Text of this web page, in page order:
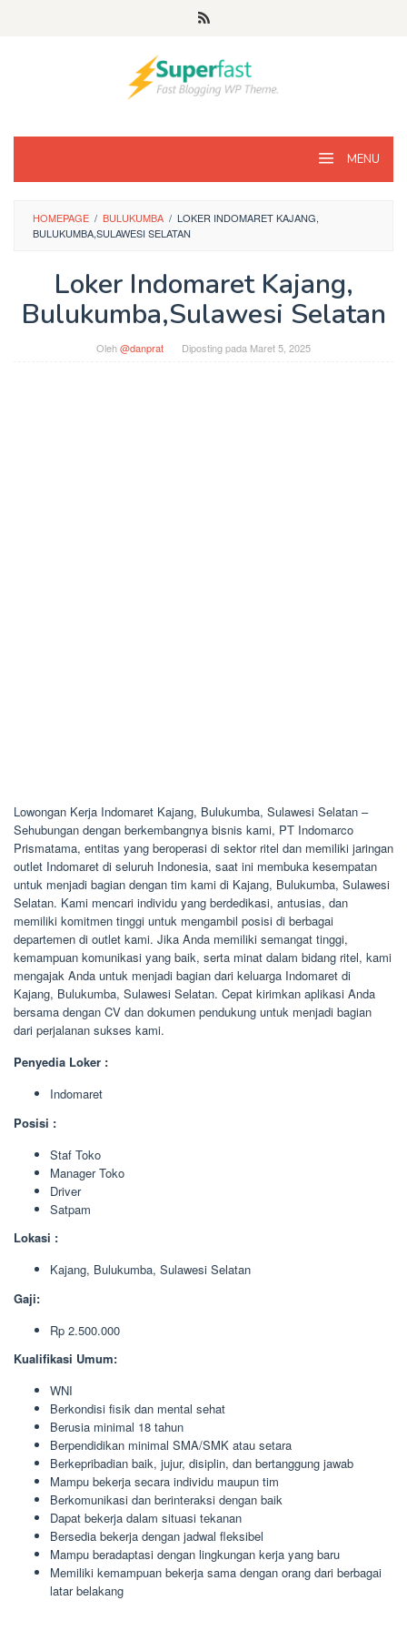
MENU
HOMEPAGE / BULUKUMBA / LOKER INDOMARET KAJANG,
BULUKUMBA,SULAWESI SELATAN
Loker Indomaret Kajang,
Bulukumba,Sulawesi Selatan
Oleh@danprat Diposting pada Maret 5, 2025
Lowongan Kerja Indomaret Kajang, Bulukumba, Sulawesi Selatan –
Sehubungan dengan berkembangnya bisnis kami, PT Indomarco
Prismatama, entitas yang beroperasi di sektor ritel dan memiliki jaringan
outlet Indomaret di seluruh Indonesia, saat ini membuka kesempatan
untuk menjadi bagian dengan tim kami di Kajang, Bulukumba, Sulawesi
Selatan. Kami mencari individu yang berdedikasi, antusias, dan
memiliki komitmen tinggi untuk mengambil posisi di berbagai
departemen di outlet kami. Jika Anda memiliki semangat tinggi,
kemampuan komunikasi yang baik, serta minat dalam bidang ritel, kami
mengajak Anda untuk menjadi bagian dari keluarga Indomaret di
Kajang, Bulukumba, Sulawesi Selatan. Cepat kirimkan aplikasi Anda
bersama dengan CV dan dokumen pendukung untuk menjadi bagian
dari perjalanan sukses kami.
Penyedia Loker :
Indomaret
Posisi :
Staf Toko
Manager Toko
Driver
Satpam
Lokasi :
Kajang, Bulukumba, Sulawesi Selatan
Gaji:
Rp 2.500.000
Kualifikasi Umum:
WNI
Berkondisi fisik dan mental sehat
Berusia minimal 18 tahun
Berpendidikan minimal SMA/SMK atau setara
Berkepribadian baik, jujur, disiplin, dan bertanggung jawab
Mampu bekerja secara individu maupun tim
Berkomunikasi dan berinteraksi dengan baik
Dapat bekerja dalam situasi tekanan
Bersedia bekerja dengan jadwal fleksibel
Mampu beradaptasi dengan lingkungan kerja yang baru
Memiliki kemampuan bekerja sama dengan orang dari berbagai
latar belakang